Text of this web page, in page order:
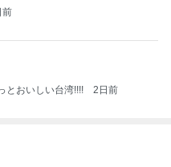
前
とおいしい台湾!!!! 2日前